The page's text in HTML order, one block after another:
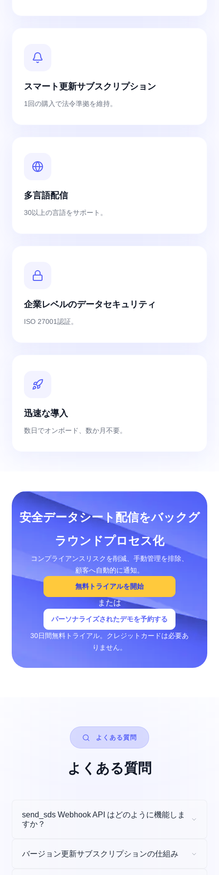
スマート更新サブスクリプション
1回の購入で法令準拠を維持。
多言語配信
30以上の言語をサポート。
企業レベルのデータセキュリティ
ISO 27001認証。
迅速な導入
数日でオンボード、数か月不要。
安全データシート配信をバックグ
ラウンドプロセス化
コンプライアンスリスクを削減、手動管理を排除、
顧客へ自動的に通知。
無料トライアルを開始
または
パーソナライズされたデモを予約する
30日間無料トライアル。クレジットカードは必要あ
りません。
よくある質問
よくある質問
send_sds Webhook API はどのように機能しま
すか？
バージョン更新サブスクリプションの仕組み